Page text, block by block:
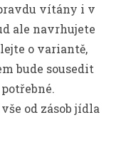
vítány i v
ale navrhujete
o variantě,
bude sousedit
od zásob jídla